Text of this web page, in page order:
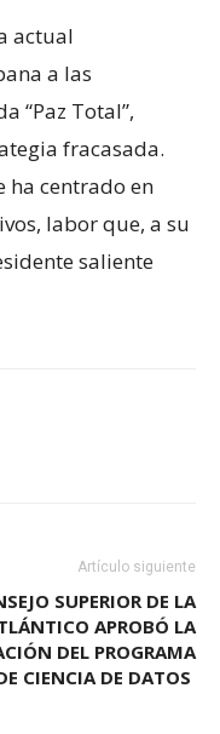
actual
a las
“Paz Total”,
fracasada.
ha centrado en
labor que, a su
saliente
Artículo siguiente
SUPERIOR DE LA
APROBÓ LA
DEL PROGRAMA
CIENCIA DE DATOS